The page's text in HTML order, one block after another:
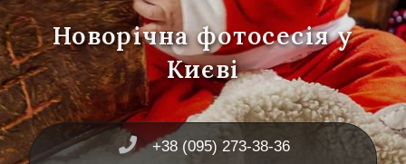
Новорічна фотосесія у
Києві
+38 (095) 273-38-36